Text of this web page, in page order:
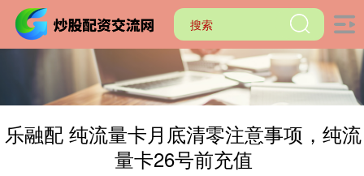
乐融配 纯流量卡月底清零注意事项，纯流
量卡26号前充值